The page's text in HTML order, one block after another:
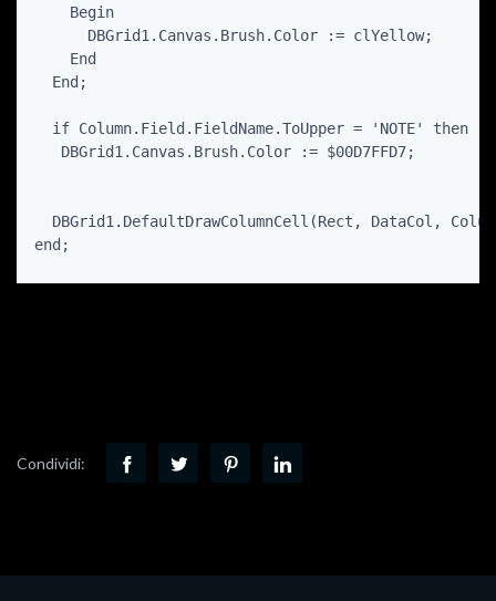
    Begin
      DBGrid1.Canvas.Brush.Color := clYellow;
    End
  End;
  if Column.Field.FieldName.ToUpper = 'NOTE' then
   DBGrid1.Canvas.Brush.Color := $00D7FFD7;
DBGrid1.DefaultDrawColumnCell(Rect, DataCol,
Condividi: